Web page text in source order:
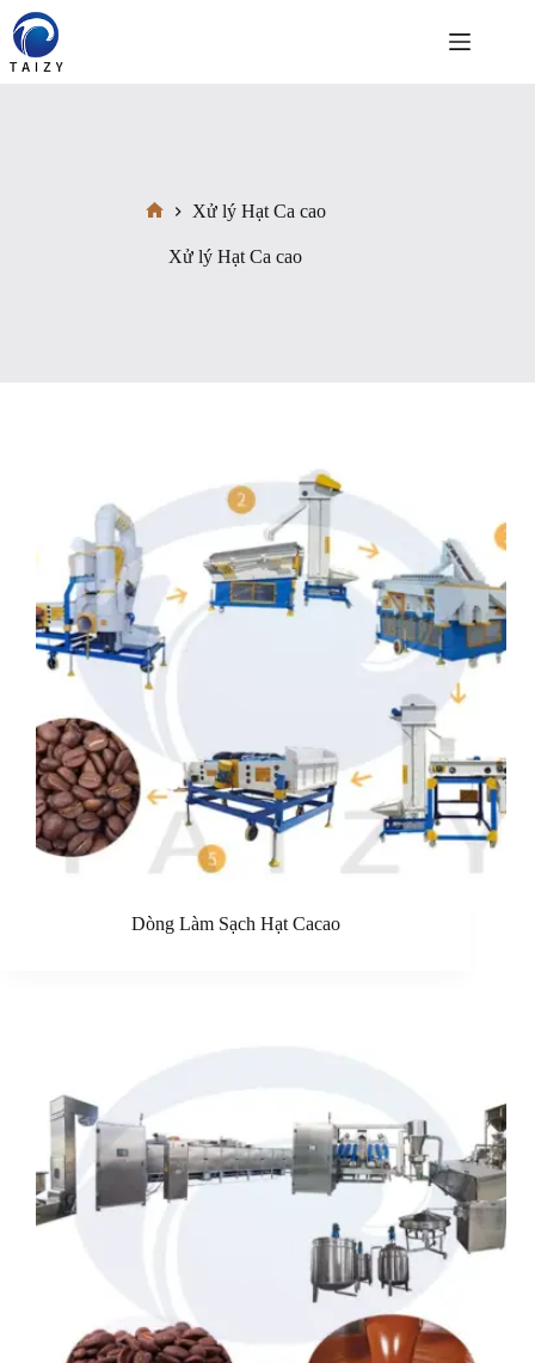
Chuyển
đến
phần
nội
chủ
Xử lý Hạt Ca cao
Xử lý Hạt Ca cao
Dòng Làm Sạch Hạt Cacao